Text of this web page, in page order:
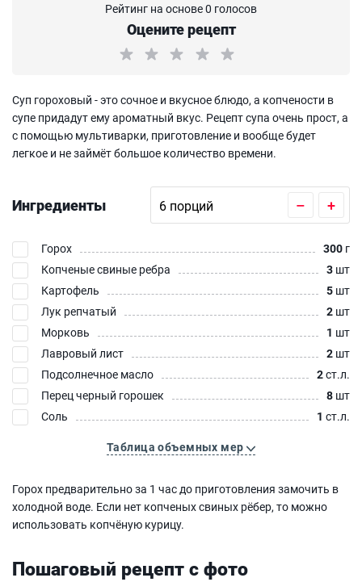
Рейтинг на основе 0 голосов
Оцените рецепт
Суп гороховый - это сочное и вкусное блюдо, а копчености в
супе придадут ему ароматный вкус. Рецепт супа очень прост, а
с помощью мультиварки, приготовление и вообще будет
легкое и не займёт большое количество времени.
Ингредиенты – +
Горох 300 г
Копченые свиные ребра
3 шт
Картофель
5 шт
Лук репчатый
2 шт
Морковь
1 шт
Лавровый лист
2 шт
Подсолнечное масло
2ст.л.
Перец черный горошек
8 шт
Соль
1 ст.л.
Таблица объемных мер
Горох предварительно за 1 час до приготовления замочить в
холодной воде. Если нет копченых свиных рёбер, то можно
использовать копчёную курицу.
Пошаговый рецепт с фото